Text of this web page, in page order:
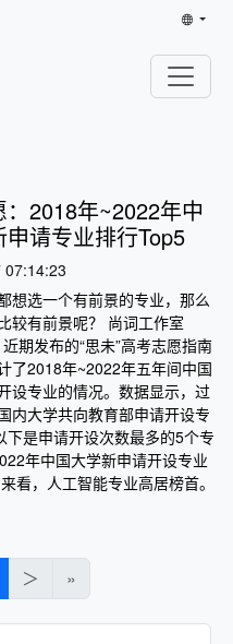
：2018年~2022年中
申请专业排行Top5
想选一个有前景的专业，那么
较有前景呢？ 尚词工作室
近期发布的“思未”高考志愿指南
了2018年~2022年五年间中国
设专业的情况。数据显示，过
内大学共向教育部申请开设专
下是申请开设次数最多的5个专
年中国大学新申请开设专业
看，人工智能专业高居榜首。
＞ »